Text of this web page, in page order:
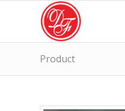
Product